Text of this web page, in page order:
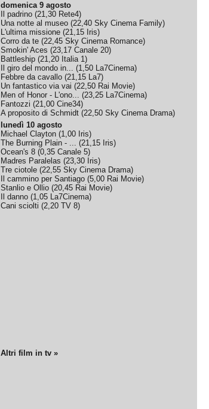
domenica 9 agosto
Il padrino (21,30 Rete4)
Una notte al museo (22,40 Sky Cinema Family)
L'ultima missione (21,15 Iris)
Corro da te (22,45 Sky Cinema Romance)
Smokin' Aces (23,17 Canale 20)
Battleship (21,20 Italia 1)
Il giro del mondo in... (1,50 La7Cinema)
Febbre da cavallo (21,15 La7)
Un fantastico via vai (22,50 Rai Movie)
Men of Honor - L'ono... (23,25 La7Cinema)
Fantozzi (21,00 Cine34)
A proposito di Schmidt (22,50 Sky Cinema Drama)
lunedì 10 agosto
Michael Clayton (1,00 Iris)
The Burning Plain - ... (21,15 Iris)
Ocean's 8 (0,35 Canale 5)
Madres Paralelas (23,30 Iris)
Tre ciotole (22,55 Sky Cinema Drama)
Il cammino per Santiago (5,00 Rai Movie)
Stanlio e Ollio (20,45 Rai Movie)
Il danno (1,05 La7Cinema)
Cani sciolti (2,20 TV 8)
Altri film in tv »